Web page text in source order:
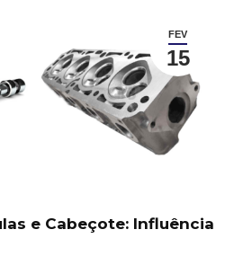
FEV
15
e Cabeçote: Influência